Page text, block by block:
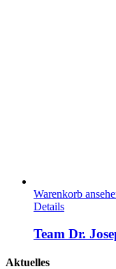
Warenkorb
Details
Team Dr.
Aktuelles